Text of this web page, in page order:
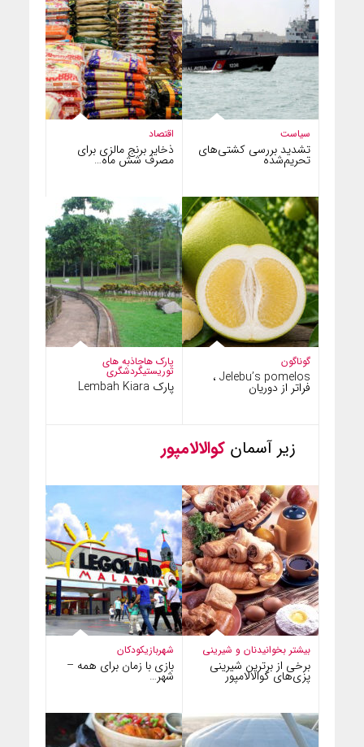
اقتصاد
ذخایر برنج مالزی برای
مصرف شش ماه…
سیاست
تشدید بررسی کشتی‌های
تحریم‌شده
پارک هاجاذبه های
توریستیگردشگری
پارک Lembah Kiara
گوناگون
Jelebu’s pomelos ،
فراتر از دوریان
زیر آسمان کوالالامپور
شهربازیکودکان
بازی با زمان برای همه –
شهر…
بیشتر بخوانیدنان و شیرینی
برخی از برترین شیرینی
پزی‌های کوالالامپور